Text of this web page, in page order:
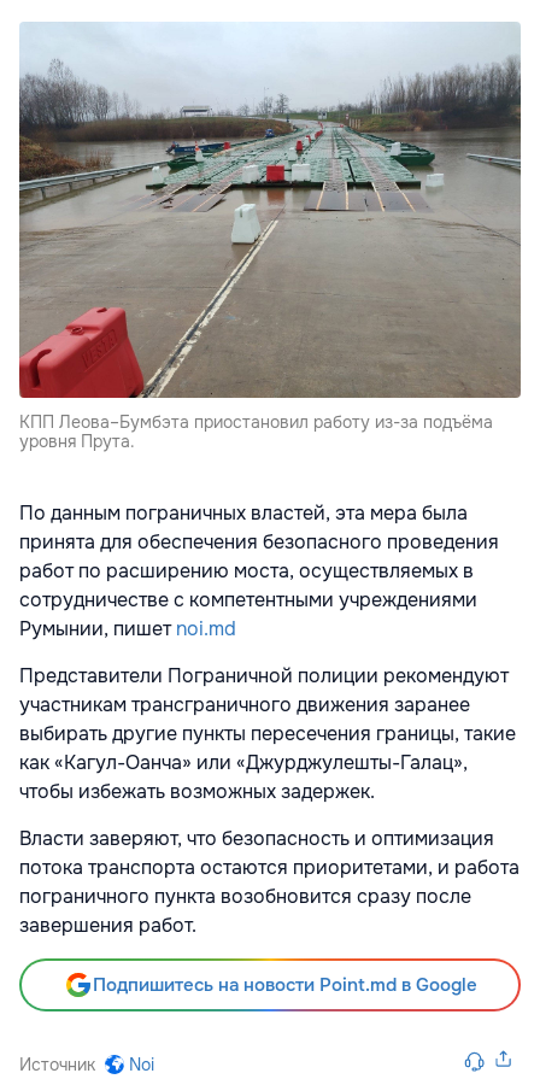
КПП Леова–Бумбэта приостановил работу из-за подъёма
уровня Прута.
По данным пограничных властей, эта мера была
принята для обеспечения безопасного проведения
работ по расширению моста, осуществляемых в
сотрудничестве с компетентными учреждениями
Румынии, пишетnoi.md
Представители Пограничной полиции рекомендуют
участникам трансграничного движения заранее
выбирать другие пункты пересечения границы, такие
как «Кагул-Оанча» или «Джурджулешты-Галац»,
чтобы избежать возможных задержек.
Власти заверяют, что безопасность и оптимизация
потока транспорта остаются приоритетами, и работа
пограничного пункта возобновится сразу после
завершения работ.
Подпишитесь на новости Point.md в Google
Источник Noi